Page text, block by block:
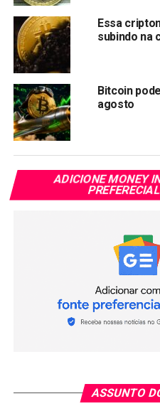
em média, a US$ 66.703,23
Compartilhar:
Copy
Link
WhatsApp
TÓPICOS RELACIONADOS:
PRÓXIMA:
Shiba Inu é listada pelo
NÃO PERCA:
Binance tira de circulação
BNB
Essa
subindo na
Bitcoin
agosto
ADICIONE MONEY
ASSUNTO